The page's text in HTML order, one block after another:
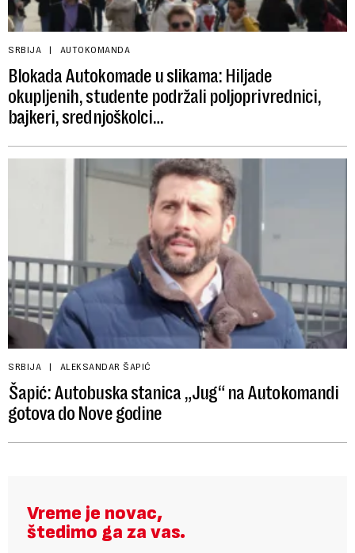
SRBIJA AUTOKOMANDA
Blokada Autokomade u slikama: Hiljade
okupljenih, studente podržali poljoprivrednici,
bajkeri, srednjoškolci…
SRBIJA ALEKSANDAR ŠAPIĆ
Šapić: Autobuska stanica „Jug“ na Autokomandi
gotova do Nove godine
Vreme je novac,
štedimo ga za vas.